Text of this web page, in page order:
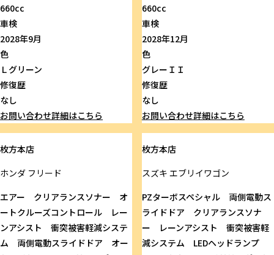
660cc
車検
2028年9月
色
Ｌグリーン
修復歴
なし
お問い合わせ詳細はこちら
660cc
車検
2028年12月
色
グレーＩＩ
修復歴
なし
お問い合わせ詳細はこちら
枚方本店
ホンダ フリード
エアー クリアランスソナー オ
ートクルーズコントロール レー
ンアシスト 衝突被害軽減システ
ム 両側電動スライドドア オー
枚方本店
スズキ エブリイワゴン
PZターボスペシャル 両側電動ス
ライドドア クリアランスソナ
ー レーンアシスト 衝突被害軽
減システム LEDヘッドランプ